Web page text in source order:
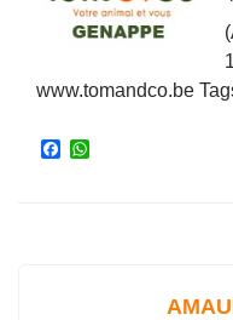
www.tomandco.be
F